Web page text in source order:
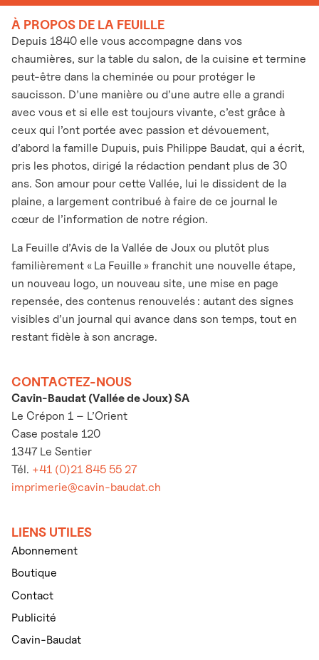
À PROPOS DE LA FEUILLE
Depuis 1840 elle vous accompagne dans vos
chaumières, sur la table du salon, de la cuisine et termine
peut-être dans la cheminée ou pour protéger le
saucisson. D’une manière ou d’une autre elle a grandi
avec vous et si elle est toujours vivante, c’est grâce à
ceux qui l’ont portée avec passion et dévouement,
d’abord la famille Dupuis, puis Philippe Baudat, qui a écrit,
pris les photos, dirigé la rédaction pendant plus de 30
ans. Son amour pour cette Vallée, lui le dissident de la
plaine, a largement contribué à faire de ce journal le
cœur de l’information de notre région.
La Feuille d’Avis de la Vallée de Joux ou plutôt plus
familièrement « La Feuille » franchit une nouvelle étape,
un nouveau logo, un nouveau site, une mise en page
repensée, des contenus renouvelés : autant des signes
visibles d’un journal qui avance dans son temps, tout en
restant fidèle à son ancrage.
CONTACTEZ-NOUS
Cavin-Baudat (Vallée de Joux) SA
Le Crépon 1 – L’Orient
Case postale 120
1347 Le Sentier
Tél. +41 (0)21 845 55 27
imprimerie@cavin-baudat.ch
LIENS UTILES
Abonnement
Boutique
Contact
Publicité
Cavin-Baudat